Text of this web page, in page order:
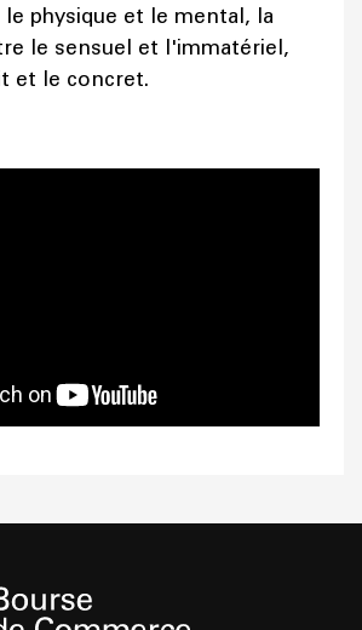
physique et le mental, la
le sensuel et l'immatériel,
et le concret.